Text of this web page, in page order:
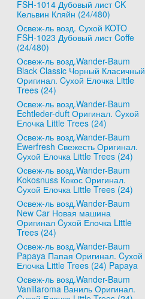
FSH-1014 Дубовый лист CK
Кельвин Кляйн (24/480)
Освеж-ль возд. Сухой KOTO
FSH-1023 Дубовый лист Coffe
(24/480)
Освеж-ль возд.Wander-Baum
Black Classic Чорный Класичный
Оригинал. Cухой Елочка Little
Trees (24)
Освеж-ль возд.Wander-Baum
Echtleder-duft Оригинал. Cухой
Елочка Little Trees (24)
Освеж-ль возд.Wander-Baum
Ewerfresh Свежесть Оригинал.
Cухой Елочка Little Trees (24)
Освеж-ль возд.Wander-Baum
Kokosnuss Кокос Оригинал.
Cухой Елочка Little Trees (24)
Освеж-ль возд.Wander-Baum
New Car Новая машина
Оригинал Cухой Елочка Little
Trees (24)
Освеж-ль возд.Wander-Baum
Papaya Папая Оригинал. Cухой
Елочка Little Trees (24) Papaya
Освеж-ль возд.Wander-Baum
Vanillaroma Ваниль Оригинал.